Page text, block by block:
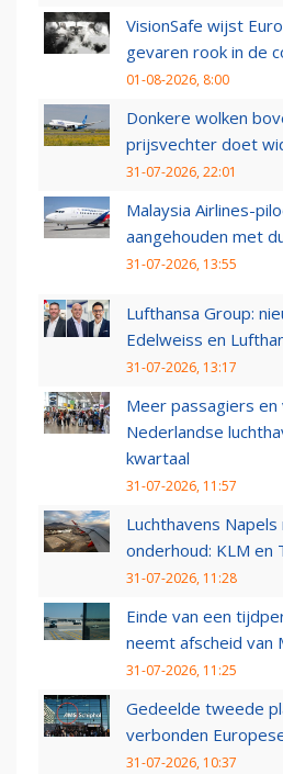
VisionSafe wijst
gevaren rook in de
01-08-2026, 8:00
Donkere wolken
prijsvechter doet
31-07-2026, 22:01
Malaysia Airlines-
aangehouden met
31-07-2026, 13:55
Lufthansa Group:
Edelweiss en
31-07-2026, 13:17
Meer passagiers en
Nederlandse
kwartaal
31-07-2026, 11:57
Luchthavens
onderhoud: KLM en
31-07-2026, 11:28
Einde van een
neemt afscheid van
31-07-2026, 11:25
Gedeelde tweede
verbonden
31-07-2026, 10:37